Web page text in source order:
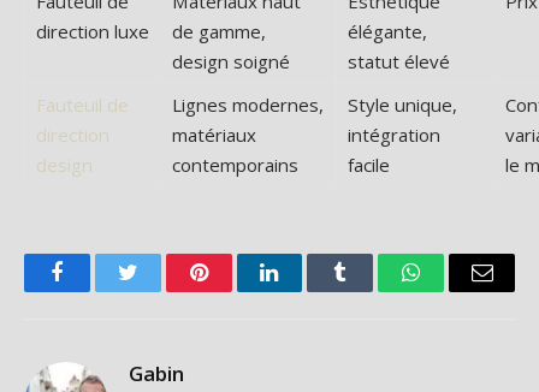
direction luxe
de gamme,
design soigné
élégante,
statut élevé
Fauteuil de
direction
design
Lignes modernes,
matériaux
contemporains
Style unique,
intégration
facile
le
FacebookTwitter PinterestLinkedInTumblr WhatsAppEmail
Gabin